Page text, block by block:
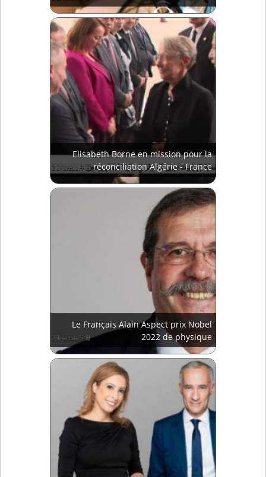
Elisabeth Borne en mission pour la
réconciliation Algérie - France
Le Français Alain Aspect prix Nobel
2022 de physique